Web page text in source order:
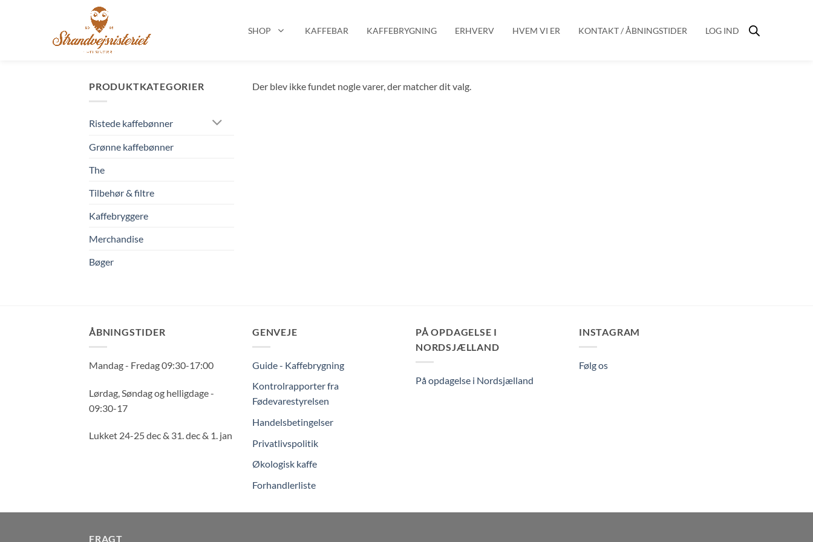
SHOP KAFFEBAR KAFFEBRYGNING ERHVERV HVEM VI ER KONTAKT / ÅBNINGSTIDER LOG IND
PRODUKTKATEGORIER
Ristede kaffebønner
Grønne kaffebønner
The
Tilbehør & filtre
Kaffebryggere
Merchandise
Bøger
Der blev ikke fundet nogle varer, der matcher dit valg.
ÅBNINGSTIDER
Mandag - Fredag 09:30-17:00
Lørdag, Søndag og helligdage -
09:30-17
Lukket 24-25 dec & 31. dec & 1. jan
GENVEJE
Guide - Kaffebrygning
Kontrolrapporter fra
Fødevarestyrelsen
Handelsbetingelser
Privatlivspolitik
Økologisk kaffe
Forhandlerliste
PÅ OPDAGELSE I
NORDSJÆLLAND
På opdagelse i Nordsjælland
INSTAGRAM
Følg os
FRAGT